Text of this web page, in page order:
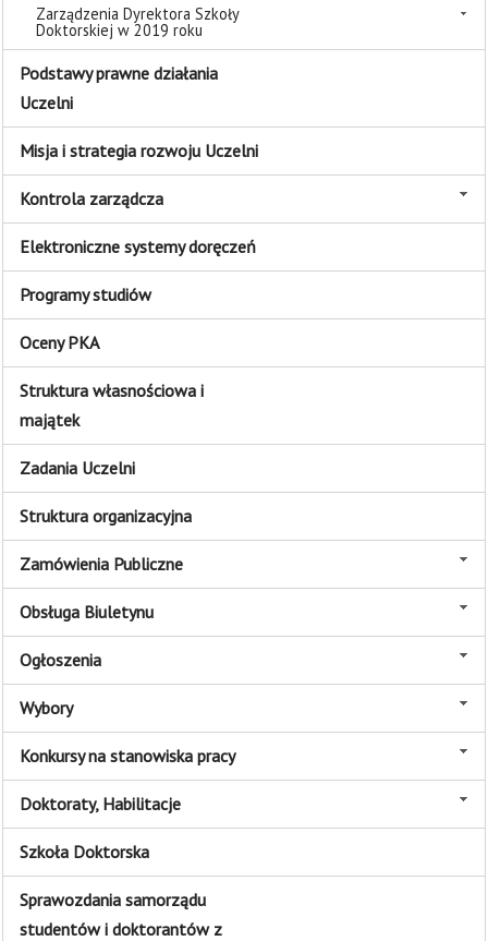
Zarządzenia Dyrektora Szkoły
Doktorskiej w 2019 roku
Podstawy prawne działania
Uczelni
Misja i strategia rozwoju Uczelni
Kontrola zarządcza
Elektroniczne systemy doręczeń
Programy studiów
Oceny PKA
Struktura własnościowa i
majątek
Zadania Uczelni
Struktura organizacyjna
Zamówienia Publiczne
Obsługa Biuletynu
Ogłoszenia
Wybory
Konkursy na stanowiska pracy
Doktoraty, Habilitacje
Szkoła Doktorska
Sprawozdania samorządu
studentów i doktorantów z